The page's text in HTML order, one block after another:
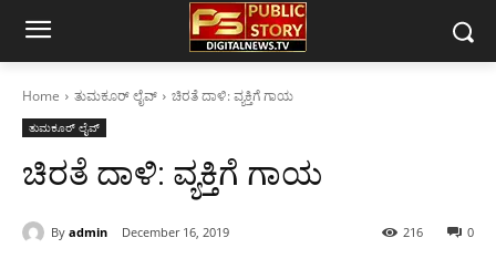
Home ತುಮಕೂರ್ ಲೈವ್ ಚಿರತೆ‌‌ ದಾಳಿ: ವ್ಯಕ್ತಿಗೆ ಗಾಯ
ತುಮಕೂರ್ ಲೈವ್
ಚಿರತೆ‌‌ ದಾಳಿ: ವ್ಯಕ್ತಿಗೆ ಗಾಯ
By admin December 16, 2019 0
216